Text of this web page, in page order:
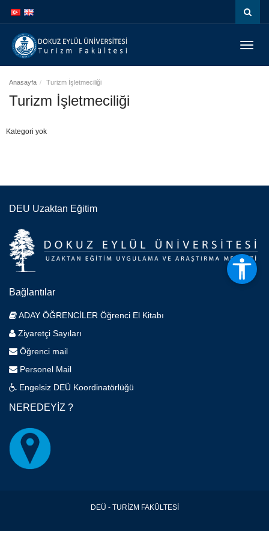
atla
atla
Anasayfa Turizm İşletmeciliği
Turizm İşletmeciliği
Kategori yok
DEU Uzaktan Eğitim
Bağlantılar
ADAY ÖĞRENCİLER Öğrenci El Kitabı
Ziyaretçi Sayıları
Öğrenci mail
Personel Mail
Engelsiz DEÜ Koordinatörlüğü
NEREDEYİZ ?
DEÜ - TURİZM FAKÜLTESİ